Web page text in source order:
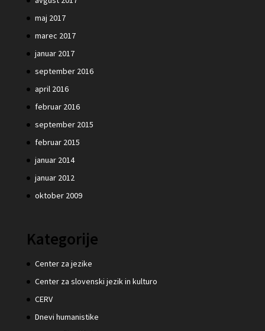
maj 2017
marec 2017
januar 2017
september 2016
april 2016
februar 2016
september 2015
februar 2015
januar 2014
januar 2012
oktober 2009
Kategorije
Center za jezike
Center za slovenski jezik in kulturo
CERV
Dnevi humanistike